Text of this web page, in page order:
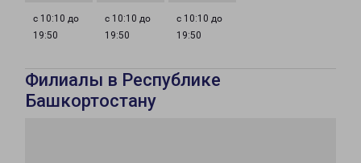
с 10:10 до
19:50
с 10:10 до
19:50
с 10:10 до
19:50
Филиалы в Республике
Башкортостану